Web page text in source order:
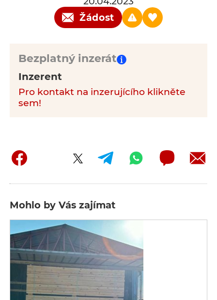
Žádost
Bezplatný inzerát
Inzerent
Pro kontakt na inzerujícího klikněte
sem!
Mohlo by Vás zajímat